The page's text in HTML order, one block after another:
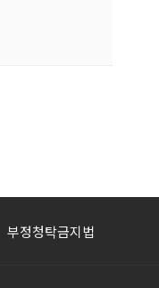
부정청탁금지법